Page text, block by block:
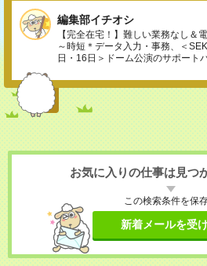
編集部イチオシ
【完全在宅！】難しい業務なし＆
～時短＊データ入力・事務、＜
日・16日＞ドーム公演のサポート
お気に入りの仕事は見つ
この検索条件を保
新着メールを受